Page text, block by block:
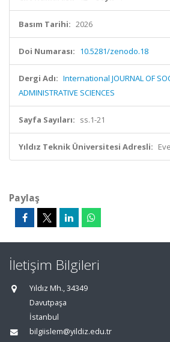
Basım Tarihi: 2026
Doi Numarası: 10.5281/zenodo.18
Dergi Adı: International JOURNAL OF
ADMINISTRATIVE SCIENCES
Sayfa Sayıları: ss.1-21
Yıldız Teknik Üniversitesi Adresli:
Paylaş
İletişim Bilgileri
Yıldız Mh., 34349
Davutpaşa
İstanbul
bilgiislem@yildiz.edu.tr